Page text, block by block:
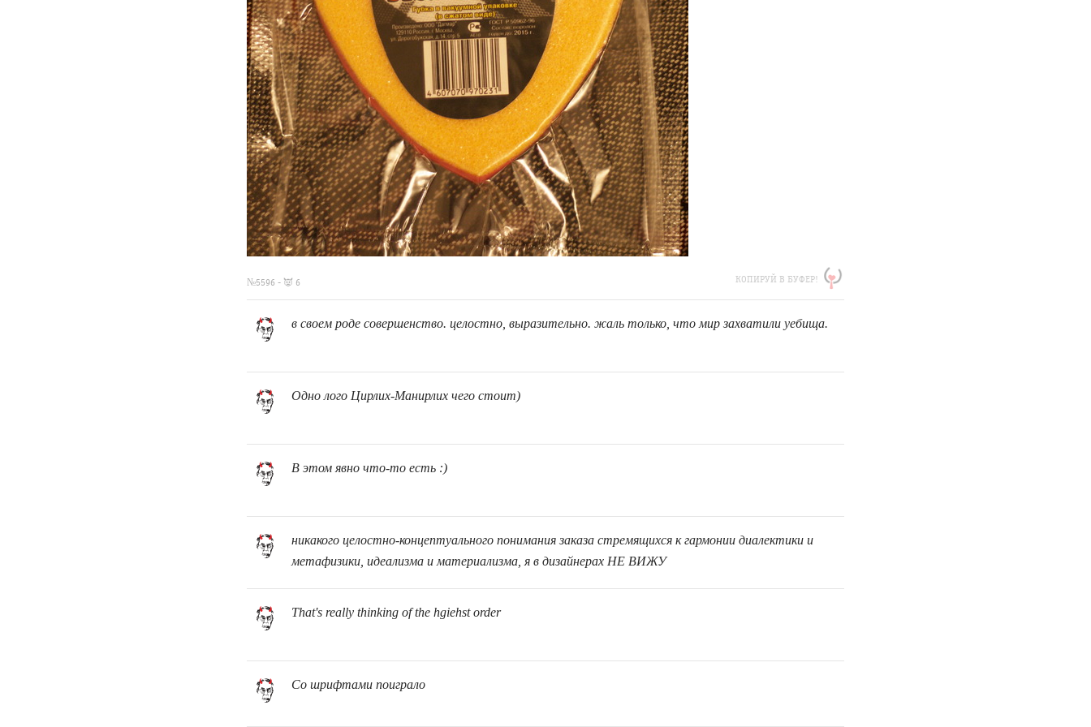
№5596 - 👿 6 КОПИРУЙ В БУФЕР!
в своем роде совершенство. целостно, выразительно. жаль только, что мир захватили уебища.
Одно лого Цирлих-Манирлих чего стоит)
В этом явно что-то есть :)
никакого целостно-концептуального понимания заказа стремящихся к гармонии диалектики и
метафизики, идеализма и материализма, я в дизайнерах НЕ ВИЖУ
That's really thinking of the hgiehst order
Со шрифтами поиграло